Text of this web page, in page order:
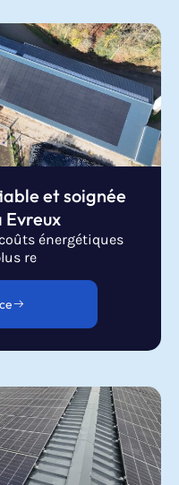
et soignée
Evreux
énergétiques
re